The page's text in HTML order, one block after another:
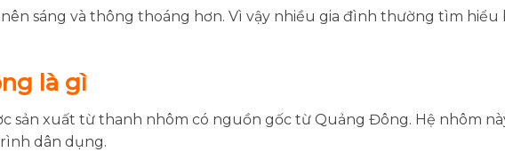
sáng và thông thoáng hơn. Vì vậy nhiều gia đình thường tìm hiểu
là gì
sản xuất từ thanh nhôm có nguồn gốc từ Quảng Đông. Hệ nhôm
dân dụng.